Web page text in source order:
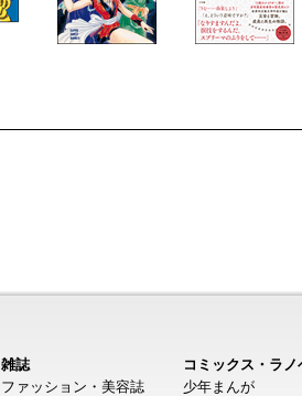
雑誌
ファッション・美容誌
コミックス・ラノ
少年まんが